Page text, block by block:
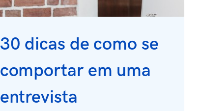
30 dicas de como se
comportar em uma
entrevista